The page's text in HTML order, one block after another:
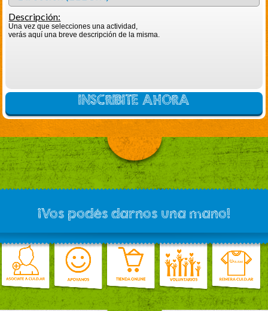
Descripción:
Una vez que selecciones una actividad,
verás aquí una breve descripción de la misma.
INSCRIBITE AHORA
¡Vos podés darnos una mano!